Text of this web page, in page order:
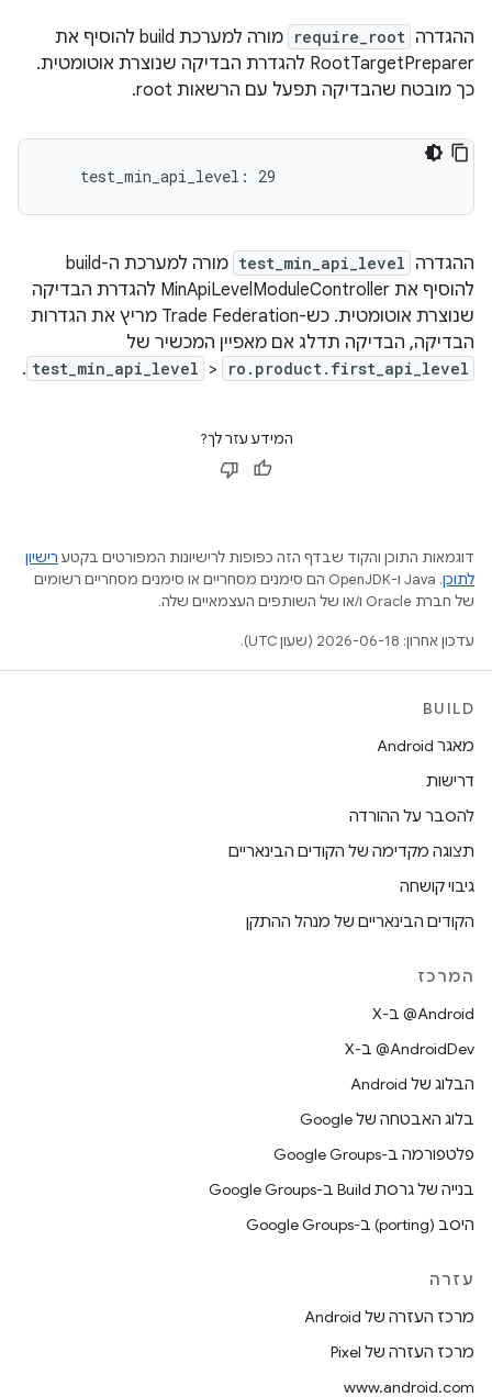
ההגדרה require_root
מורה למערכת build להוסיף את
RootTargetPreparer להגדרת הבדיקה שנוצרת אוטומטית.
כך מובטח שהבדיקה תפעל עם הרשאות root.
ההגדרה test_min_api_level
מורה למערכת ה-build
להוסיף את MinApiLevelModuleController להגדרת הבדיקה
שנוצרת אוטומטית. כש-Trade Federation מריץ את הגדרות
הבדיקה, הבדיקה תדלג אם מאפיין המכשיר של
ro.product.first_api_level
<
test_min_api_level
.
המידע עזר לך?
דוגמאות התוכן והקוד שבדף הזה כפופות לרישיונות המפורטים בקטע רישיון
לתוכן
.‏ Java ו-OpenJDK הם סימנים מסחריים או סימנים מסחריים רשומים
של חברת Oracle ו/או של השותפים העצמאיים שלה.
עדכון אחרון: 2026-06-18 (שעון UTC).
BUILD
מאגר Android
דרישות
להסבר על ההורדה
תצוגה מקדימה של הקודים הבינאריים
גיבוי קושחה
הקודים הבינאריים של מנהל ההתקן
המרכז
‫‎@Android ב-X
‫‎@AndroidDev ב-X
הבלוג של Android
בלוג האבטחה של Google
פלטפורמה ב-Google Groups
בנייה של גרסת Build ב-Google Groups
היסב (porting) ב-Google Groups
עזרה
מרכז העזרה של Android
מרכז העזרה של Pixel
www.android.com